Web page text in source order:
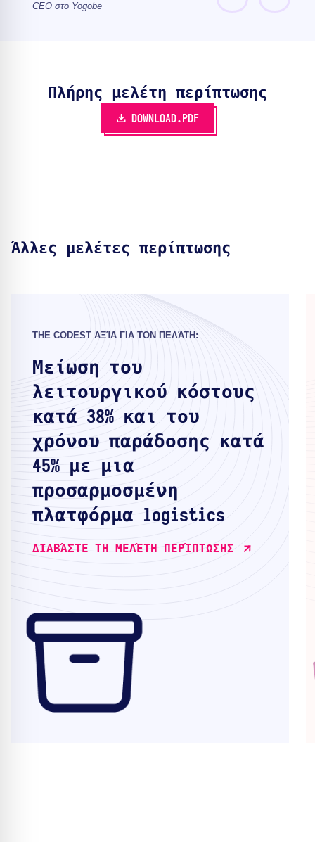
CEO στο Yogobe
Πλήρης μελέτη περίπτωσης
DOWNLOAD.PDF
Άλλες μελέτες περίπτωσης
THE CODEST ΑΞΊΑ ΓΙΑ ΤΟΝ ΠΕΛΆΤΗ:
Μείωση του
λειτουργικού κόστους
κατά 38% και του
χρόνου παράδοσης κατά
45% με μια
προσαρμοσμένη
πλατφόρμα logistics
ΔΙΑΒΆΣΤΕ ΤΗ ΜΕΛΈΤΗ ΠΕΡΊΠΤΩΣΗΣ